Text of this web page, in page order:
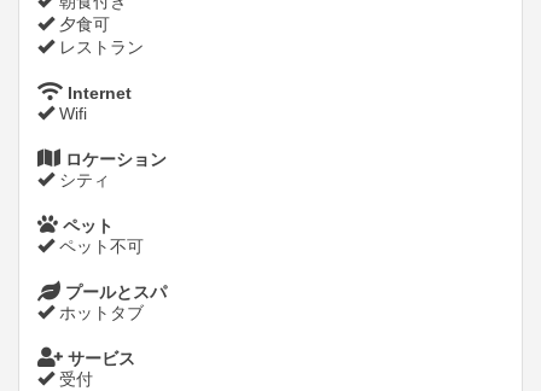
夕食可
レストラン
Internet
Wifi
ロケーション
シティ
ペット
ペット不可
プールとスパ
ホットタブ
サービス
受付